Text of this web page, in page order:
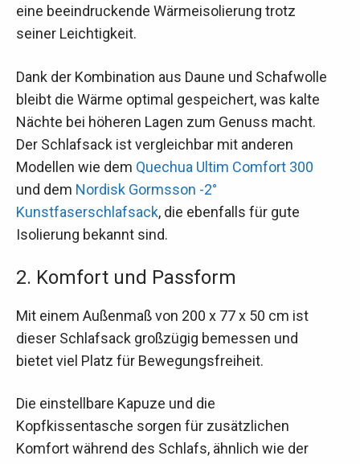
eine beeindruckende Wärmeisolierung trotz
seiner Leichtigkeit.
Dank der Kombination aus Daune und Schafwolle
bleibt die Wärme optimal gespeichert, was kalte
Nächte bei höheren Lagen zum Genuss macht.
Der Schlafsack ist vergleichbar mit anderen
Modellen wie dem Quechua Ultim Comfort 300
und dem Nordisk Gormsson -2°
Kunstfaserschlafsack, die ebenfalls für gute
Isolierung bekannt sind.
2. Komfort und Passform
Mit einem Außenmaß von 200 x 77 x 50 cm ist
dieser Schlafsack großzügig bemessen und
bietet viel Platz für Bewegungsfreiheit.
Die einstellbare Kapuze und die
Kopfkissentasche sorgen für zusätzlichen
Komfort während des Schlafs, ähnlich wie der